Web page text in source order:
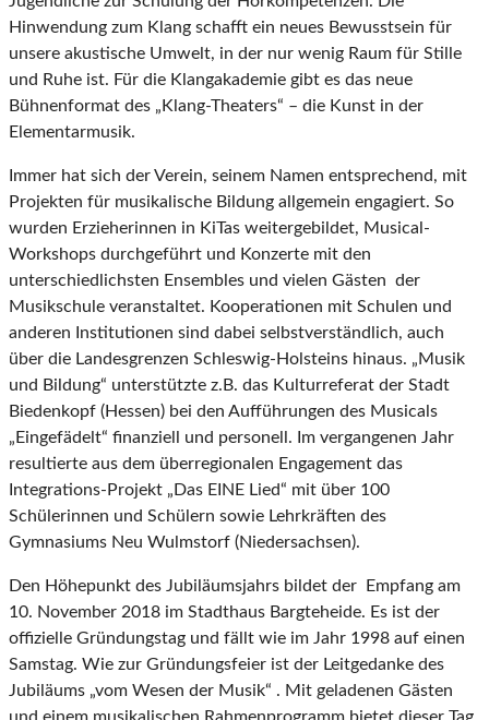
Hinwendung zum Klang schafft ein neues Bewusstsein für
unsere akustische Umwelt, in der nur wenig Raum für Stille
und Ruhe ist. Für die Klangakademie gibt es das neue
Bühnenformat des „Klang-Theaters“ – die Kunst in der
Elementarmusik.
Immer hat sich der Verein, seinem Namen entsprechend, mit
Projekten für musikalische Bildung allgemein engagiert. So
wurden Erzieherinnen in KiTas weitergebildet, Musical-
Workshops durchgeführt und Konzerte mit den
unterschiedlichsten Ensembles und vielen Gästen der
Musikschule veranstaltet. Kooperationen mit Schulen und
anderen Institutionen sind dabei selbstverständlich, auch
über die Landesgrenzen Schleswig-Holsteins hinaus. „Musik
und Bildung“ unterstützte z.B. das Kulturreferat der Stadt
Biedenkopf (Hessen) bei den Aufführungen des Musicals
„Eingefädelt“ finanziell und personell. Im vergangenen Jahr
resultierte aus dem überregionalen Engagement das
Integrations-Projekt „Das EINE Lied“ mit über 100
Schülerinnen und Schülern sowie Lehrkräften des
Gymnasiums Neu Wulmstorf (Niedersachsen).
Den Höhepunkt des Jubiläumsjahrs bildet der Empfang am
10. November 2018 im Stadthaus Bargteheide. Es ist der
offizielle Gründungstag und fällt wie im Jahr 1998 auf einen
Samstag. Wie zur Gründungsfeier ist der Leitgedanke des
Jubiläums „vom Wesen der Musik“ . Mit geladenen Gästen